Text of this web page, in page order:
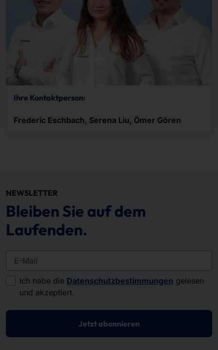
Ihre Kontaktperson:
Frederic Eschbach, Serena Liu, Ömer Gören
NEWSLETTER
Bleiben Sie auf dem
Laufenden.
E-Mail
Ich habe die Datenschutzbestimmungen gelesen
und akzeptiert.
Jetzt abonnieren